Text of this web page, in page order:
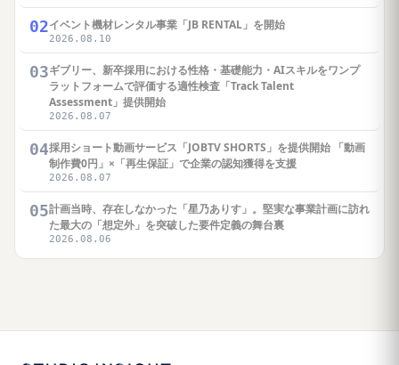
02イベント機材レンタル事業「JB RENTAL」を開始
2026.08.10
03ギブリー、新卒採用における性格・基礎能力・AIスキルをワンプ
ラットフォームで評価する適性検査「Track Talent
Assessment」提供開始
2026.08.07
04採用ショート動画サービス「JOBTV SHORTS」を提供開始 「動画
制作費0円」×「再生保証」で企業の認知獲得を支援
2026.08.07
05計画当時、存在しなかった「星乃ありす」。堅実な事業計画に訪れ
た最大の「想定外」を突破した要件定義の舞台裏
2026.08.06